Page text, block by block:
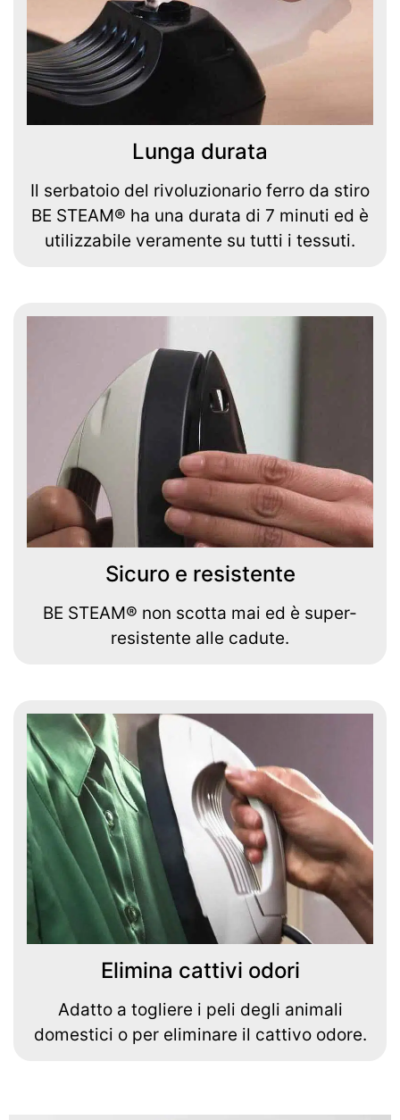
Lunga durata
Il serbatoio del rivoluzionario ferro da stiro
BE STEAM® ha una durata di 7 minuti ed è
utilizzabile veramente su tutti i tessuti.
Sicuro e resistente
BE STEAM® non scotta mai ed è super-
resistente alle cadute.
Elimina cattivi odori
Adatto a togliere i peli degli animali
domestici o per eliminare il cattivo odore.